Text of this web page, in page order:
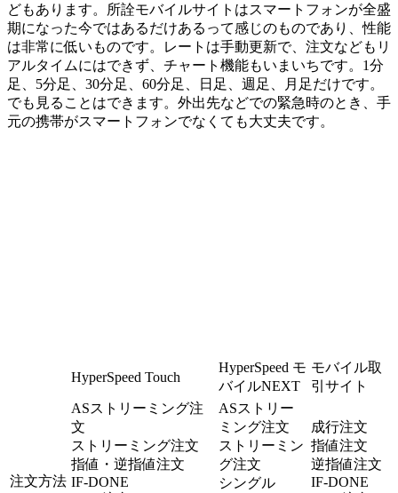
どもあります。所詮モバイルサイトはスマートフォンが全盛
期になった今ではあるだけあるって感じのものであり、性能
は非常に低いものです。レートは手動更新で、注文などもリ
アルタイムにはできず、チャート機能もいまいちです。1分
足、5分足、30分足、60分足、日足、週足、月足だけです。
でも見ることはできます。外出先などでの緊急時のとき、手
元の携帯がスマートフォンでなくても大丈夫です。
HyperSpeed Touch
HyperSpeed モ
バイルNEXT
モバイル取
引サイト
注文方法
ASストリーミング注
文
ストリーミング注文
指値・逆指値注文
IF-DONE
ASストリー
ミング注文
ストリーミン
グ注文
シングル
成行注文
指値注文
逆指値注文
IF-DONE